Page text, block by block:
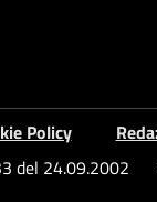
Policy
del 24.09.2002